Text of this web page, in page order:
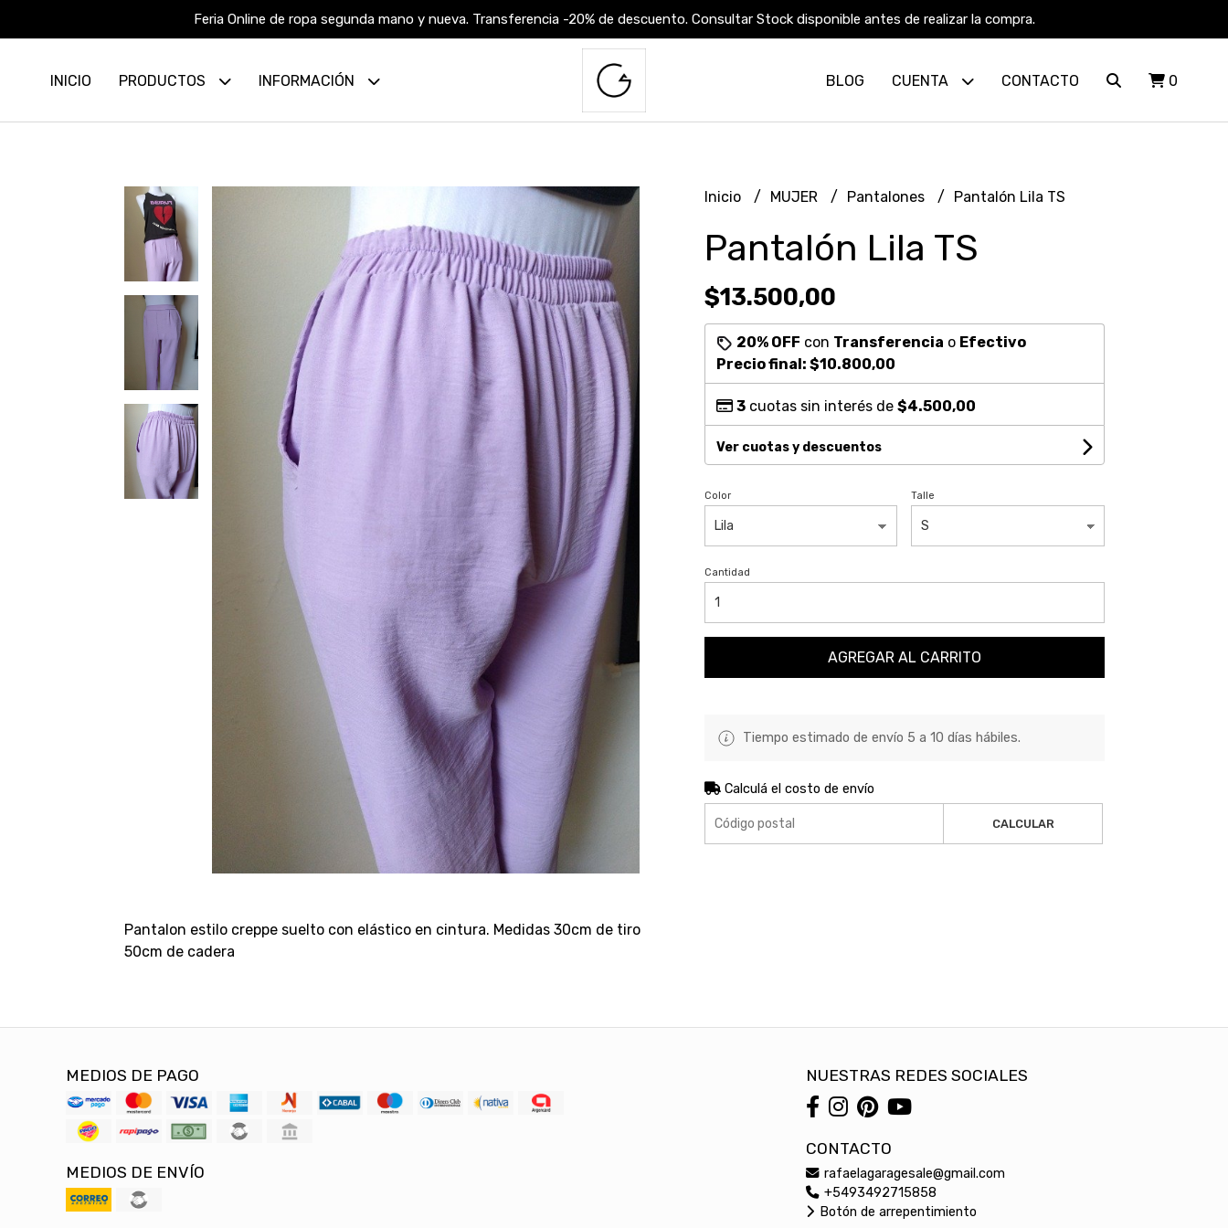
Feria Online de ropa segunda mano y nueva. Transferencia -20% de descuento. Consultar Stock disponible antes de realizar la compra.
INICIO PRODUCTOS INFORMACIÓN BLOG CUENTA CONTACTO 0
Pantalon estilo creppe suelto con elástico en cintura. Medidas 30cm de tiro
50cm de cadera
Inicio MUJER Pantalones Pantalón Lila TS
Pantalón Lila TS
$13.500,00
20% OFF con Transferencia o Efectivo
Precio final: $10.800,00
3cuotas sin interés de $4.500,00
Ver cuotas y descuentos
Color Talle
Cantidad
AGREGAR AL CARRITO
Tiempo estimado de envío 5 a 10 días hábiles.
Calculá el costo de envío
CALCULAR
MEDIOS DE PAGO
MEDIOS DE ENVÍO
NUESTRAS REDES SOCIALES
CONTACTO
rafaelagaragesale@gmail.com
+5493492715858
Botón de arrepentimiento